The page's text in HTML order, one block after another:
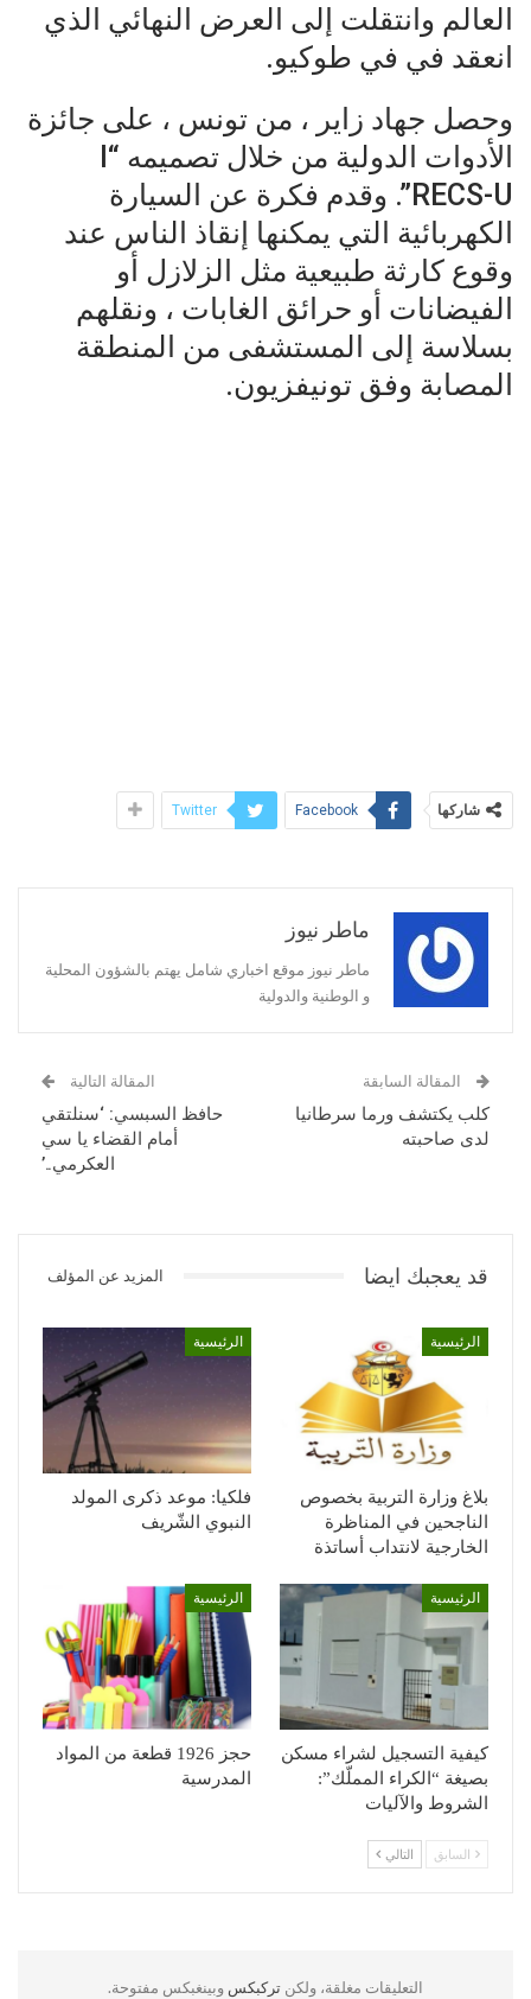
العالم وانتقلت إلى العرض النهائي الذي
انعقد في في طوكيو.
وحصل جهاد زاير ، من تونس ، على جائزة
RECS-U”. وقدم فكرة عن السيارة
الكهربائية التي يمكنها إنقاذ الناس عند
وقوع كارثة طبيعية مثل الزلازل أو
الفيضانات أو حرائق الغابات ، ونقلهم
بسلاسة إلى المستشفى من المنطقة
المصابة وفق تونيفزيون.
شاركها Facebook
Twitter
ماطر نيوز
ماطر نيوز موقع اخباري شامل يهتم بالشؤون المحلية
و الوطنية والدولية
المقالة السابقة
كلب يكتشف ورما سرطانيا
لدى صاحبته
المقالة التالية
حافظ السبسي: ‘سنلتقي
أمام القضاء يا سي
العكرمي..’
قد يعجبك ايضا المزيد عن المؤلف
الرئيسية
بلاغ وزارة التربية بخصوص
الناجحين في المناظرة
الخارجية لانتداب أساتذة
الرئيسية
فلكيا: موعد ذكرى المولد
النبوي الشّريف
الرئيسية
كيفية التسجيل لشراء مسكن
بصيغة “الكراء المملّك”:
الشروط والآليات
الرئيسية
حجز 1926 قطعة من المواد
المدرسية
السابق التالي
التعليقات مغلقة، ولكن تركبكس وبينغبكس مفتوحة.